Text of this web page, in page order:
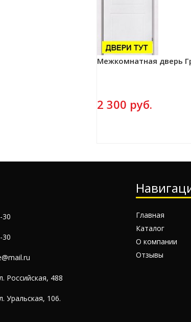
Межкомнатная дверь
2 300 руб.
30
30
Российская, 488
Уральская, 106.
Главная
Каталог
О компании
Отзывы